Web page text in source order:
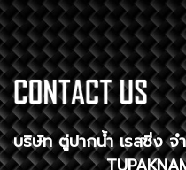
บริษัท ตู่ปาก